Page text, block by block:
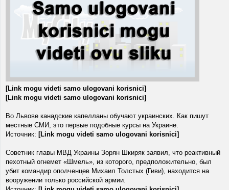
[Link mogu videti samo ulogovani korisnici]
[Link mogu videti samo ulogovani korisnici]
Во Львове канадские капелланы обучают украинских. Как пишут
местные СМИ, это первые подобные курсы на Украине.
Источник: [Link mogu videti samo ulogovani korisnici]
Советник главы МВД Украины Зорян Шкиряк заявил, что реактивный
пехотный огнемет «Шмель», из которого, предположительно, был
убит командир ополченцев Михаил Толстых (Гиви), находится на
вооружении только российской армии.